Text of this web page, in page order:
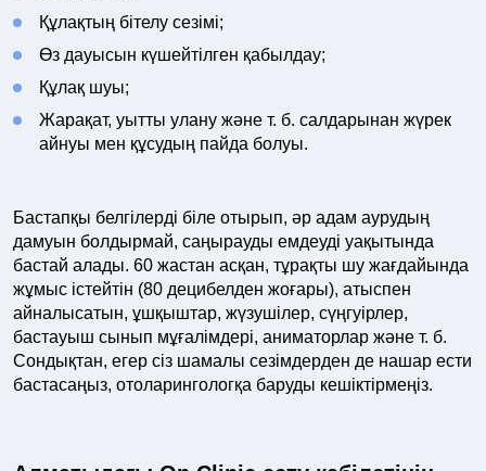
Құлақтың бітелу сезімі;
Өз дауысын күшейтілген қабылдау;
Құлақ шуы;
Жарақат, уытты улану және т. б. салдарынан жүрек
айнуы мен құсудың пайда болуы.
Бастапқы белгілерді біле отырып, әр адам аурудың
дамуын болдырмай, саңырауды емдеуді уақытында
бастай алады. 60 жастан асқан, тұрақты шу жағдайында
жұмыс істейтін (80 децибелден жоғары), атыспен
айналысатын, ұшқыштар, жүзушілер, сүңгуірлер,
бастауыш сынып мұғалімдері, аниматорлар және т. б.
Сондықтан, егер сіз шамалы сезімдерден де нашар ести
бастасаңыз, отоларингологқа баруды кешіктірмеңіз.